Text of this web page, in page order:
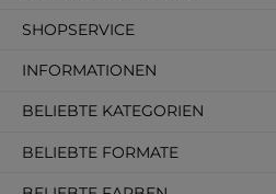
SHOPSERVICE
INFORMATIONEN
BELIEBTE KATEGORIEN
BELIEBTE FORMATE